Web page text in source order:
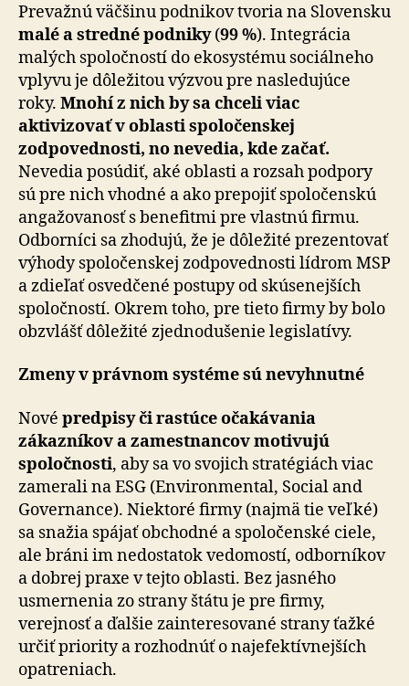
Prevažnú väčšinu podnikov tvoria na Slovensku
malé a stredné podniky(99 %). Integrácia
malých spoločností do ekosystému sociálneho
vplyvu je dôležitou výzvou pre nasledujúce
roky. Mnohí z nich by sa chceli viac
aktivizovať v oblasti spoločenskej
zodpovednosti, no nevedia, kde začať.
Nevedia posúdiť, aké oblasti a rozsah podpory
sú pre nich vhodné a ako prepojiť spoločenskú
angažovanosť s benefitmi pre vlastnú firmu.
Odborníci sa zhodujú, že je dôležité prezentovať
výhody spoločenskej zodpovednosti lídrom MSP
a zdieľať osvedčené postupy od skúsenejších
spoločností. Okrem toho, pre tieto firmy by bolo
obzvlášť dôležité zjednodušenie legislatívy.
Zmeny v právnom systéme sú nevyhnutné
Nové predpisy či rastúce očakávania
zákazníkov a zamestnancov motivujú
spoločnosti, aby sa vo svojich stratégiách viac
zamerali na ESG (Environmental, Social and
Governance). Niektoré firmy (najmä tie veľké)
sa snažia spájať obchodné a spoločenské ciele,
ale bráni im nedostatok vedomostí, odborníkov
a dobrej praxe v tejto oblasti. Bez jasného
usmernenia zo strany štátu je pre firmy,
verejnosť a ďalšie zainteresované strany ťažké
určiť priority a rozhodnúť o najefektívnejších
opatreniach.